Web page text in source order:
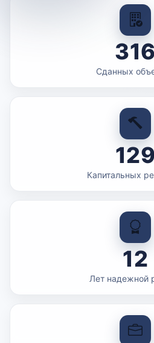
316
Сданных
129
Капитальных
12
Лет надежной